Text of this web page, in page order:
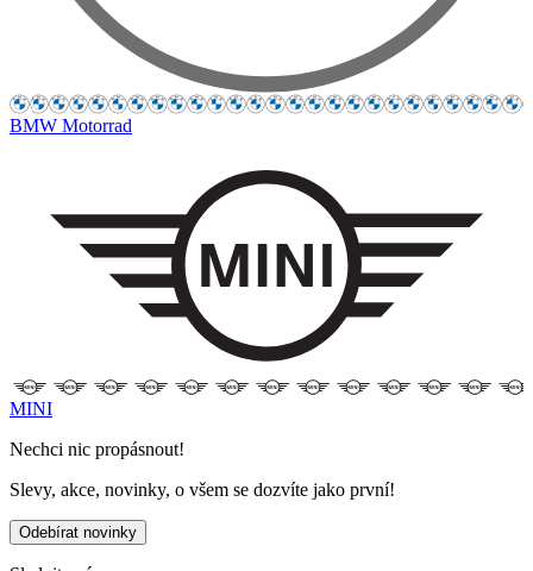
BMW Motorrad
MINI
Nechci nic propásnout!
Slevy, akce, novinky, o všem se dozvíte jako první!
Odebírat novinky